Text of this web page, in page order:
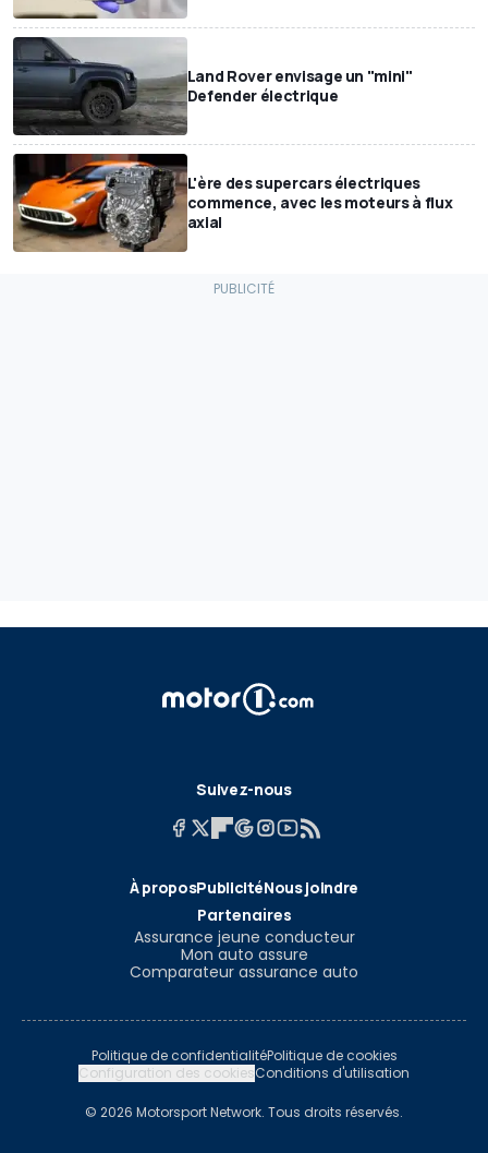
Land Rover envisage un "mini"
Defender électrique
L'ère des supercars électriques
commence, avec les moteurs à flux
axial
Suivez-nous
À proposPublicitéNous joindre
Partenaires
Assurance jeune conducteur
Mon auto assure
Comparateur assurance auto
Politique de confidentialitéPolitique de cookies
Configuration des cookiesConditions d'utilisation
© 2026 Motorsport Network. Tous droits réservés.